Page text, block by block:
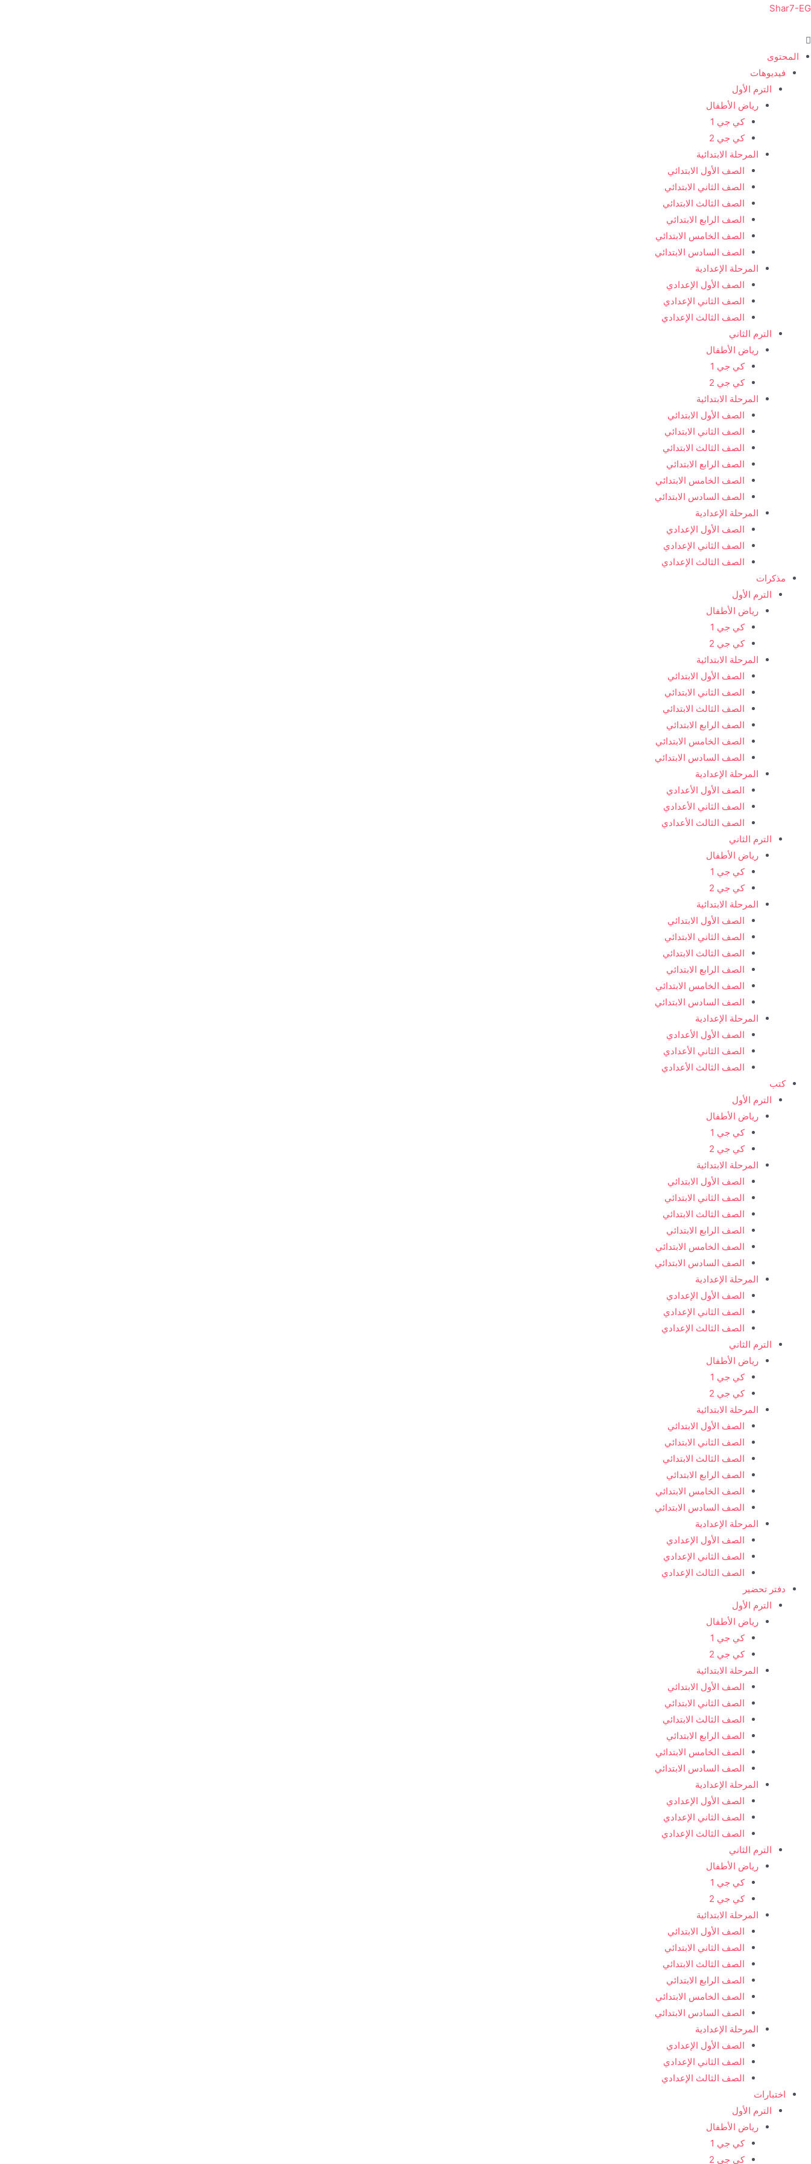
تخطي
المحتوى
Shar7-EG
المحتوى
فيديوهات
الترم الأول
رياض الأطفال
كي جي 1
كي جي 2
المرحلة الابتدائية
الصف الأول الابتدائي
الصف الثاني الابتدائي
الصف الثالث الابتدائي
الصف الرابع الابتدائي
الصف الخامس الابتدائي
الصف السادس الابتدائي
المرحلة الإعدادية
الصف الأول الإعدادي
الصف الثاني الإعدادي
الصف الثالث الإعدادي
الترم الثاني
رياض الأطفال
كي جي 1
كي جي 2
المرحلة الابتدائية
الصف الأول الابتدائي
الصف الثاني الابتدائي
الصف الثالث الابتدائي
الصف الرابع الابتدائي
الصف الخامس الابتدائي
الصف السادس الابتدائي
المرحلة الإعدادية
الصف الأول الإعدادي
الصف الثاني الإعدادي
الصف الثالث الإعدادي
مذكرات
الترم الأول
رياض الأطفال
كي جي 1
كي جي 2
المرحلة الابتدائية
الصف الأول الابتدائي
الصف الثاني الابتدائي
الصف الثالث الابتدائي
الصف الرابع الابتدائي
الصف الخامس الابتدائي
الصف السادس الابتدائي
المرحلة الإعدادية
الصف الأول الأعدادي
الصف الثاني الأعدادي
الصف الثالث الأعدادي
الترم الثاني
رياض الأطفال
كي جي 1
كي جي 2
المرحلة الابتدائية
الصف الأول الابتدائي
الصف الثاني الابتدائي
الصف الثالث الابتدائي
الصف الرابع الابتدائي
الصف الخامس الابتدائي
الصف السادس الابتدائي
المرحلة الإعدادية
الصف الأول الأعدادي
الصف الثاني الأعدادي
الصف الثالث الأعدادي
كتب
الترم الأول
رياض الأطفال
كي جي 1
كي جي 2
المرحلة الابتدائية
الصف الأول الابتدائي
الصف الثاني الابتدائي
الصف الثالث الابتدائي
الصف الرابع الابتدائي
الصف الخامس الابتدائي
الصف السادس الابتدائي
المرحلة الإعدادية
الصف الأول الإعدادي
الصف الثاني الإعدادي
الصف الثالث الإعدادي
الترم الثاني
رياض الأطفال
كي جي 1
كي جي 2
المرحلة الابتدائية
الصف الأول الابتدائي
الصف الثاني الابتدائي
الصف الثالث الابتدائي
الصف الرابع الابتدائي
الصف الخامس الابتدائي
الصف السادس الابتدائي
المرحلة الإعدادية
الصف الأول الإعدادي
الصف الثاني الإعدادي
الصف الثالث الإعدادي
دفتر تحضير
الترم الأول
رياض الأطفال
كي جي 1
كي جي 2
المرحلة الابتدائية
الصف الأول الابتدائي
الصف الثاني الابتدائي
الصف الثالث الابتدائي
الصف الرابع الابتدائي
الصف الخامس الابتدائي
الصف السادس الابتدائي
المرحلة الإعدادية
الصف الأول الإعدادي
الصف الثاني الإعدادي
الصف الثالث الإعدادي
الترم الثاني
رياض الأطفال
كي جي 1
كي جي 2
المرحلة الابتدائية
الصف الأول الابتدائي
الصف الثاني الابتدائي
الصف الثالث الابتدائي
الصف الرابع الابتدائي
الصف الخامس الابتدائي
الصف السادس الابتدائي
المرحلة الإعدادية
الصف الأول الإعدادي
الصف الثاني الإعدادي
الصف الثالث الإعدادي
اختبارات
الترم الأول
رياض الأطفال
كي جي 1
كي جي 2